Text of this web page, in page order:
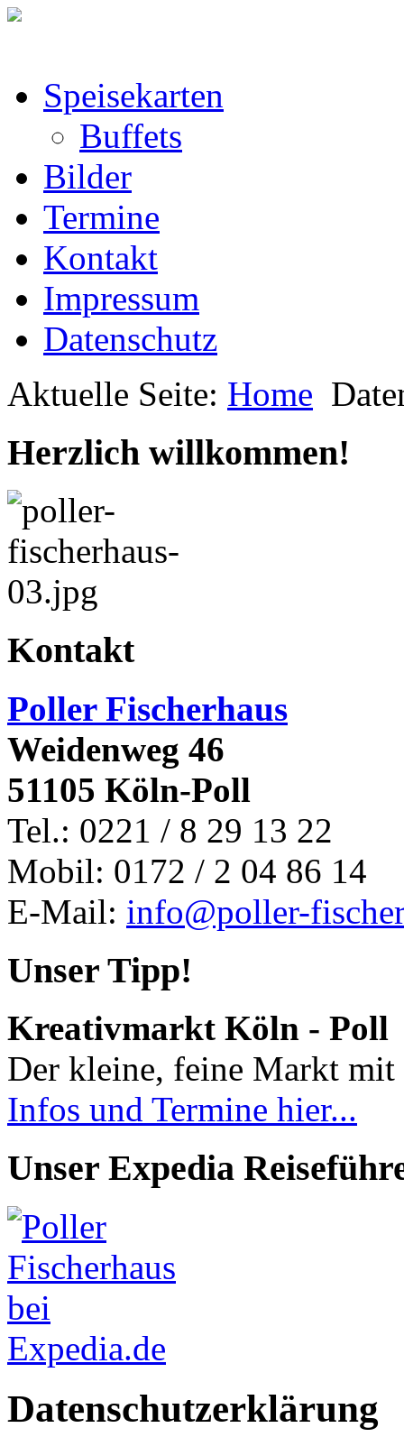
Speisekarten
Buffets
Bilder
Termine
Kontakt
Impressum
Datenschutz
Aktuelle Seite: Home
Herzlich willkommen!
Kontakt
Poller Fischerhaus
Weidenweg 46
51105 Köln-Poll
Tel.: 0221 / 8 29 13 22
Mobil: 0172 / 2 04 86 14
E-Mail: info@poller-
Unser Tipp!
Kreativmarkt Köln - Poll
Der kleine, feine Markt
Infos und Termine hier...
Unser Expedia
Datenschutzerklärung